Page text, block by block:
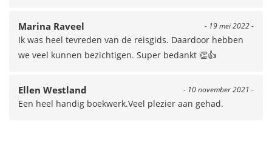
- 19 mei 2022 -
Marina Raveel
Ik was heel tevreden van de reisgids. Daardoor hebben
we veel kunnen bezichtigen. Super bedankt 👏👍
- 10 november 2021 -
Ellen Westland
Een heel handig boekwerk.Veel plezier aan gehad.